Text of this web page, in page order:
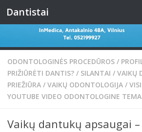
Skip to content
Dantistai
ODONTOLOGINĖS PROCEDŪROS /
PRIŽIŪRĖTI DANTIS? / SILANTAI / VAIKŲ
PRIEŽIŪRA / VAIKŲ ODONTOLOGIJA /
YOUTUBE VIDEO ODONTOLOGINE
Vaikų dantukų apsaugai